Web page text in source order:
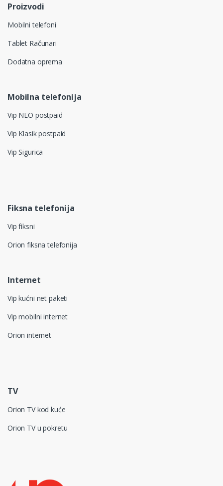
Proizvodi
Mobilni telefoni
Tablet Računari
Dodatna oprema
Mobilna telefonija
Vip NEO postpaid
Vip Klasik postpaid
Vip Sigurica
Fiksna telefonija
Vip fiksni
Orion fiksna telefonija
Internet
Vip kućni net paketi
Vip mobilni internet
Orion internet
TV
Orion TV kod kuće
Orion TV u pokretu